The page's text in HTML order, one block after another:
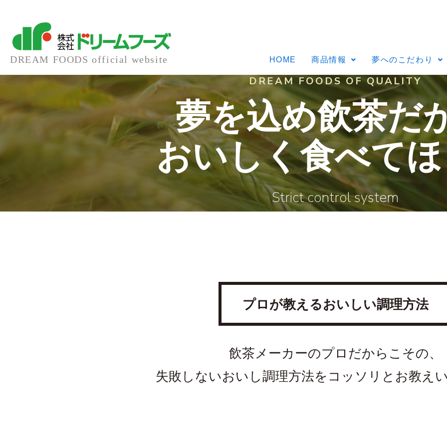
DREAM FOODS official website HOME 商品情報 夢へのこだわり
DREAM FOODS OF QUALITY
夢を込め飲茶だ
おいしく食べて
Strict control system
プロが教えるおいしい調理方法
飲茶メーカーのプロだからこその、
失敗しないおいし調理方法をコッソリとお教えい